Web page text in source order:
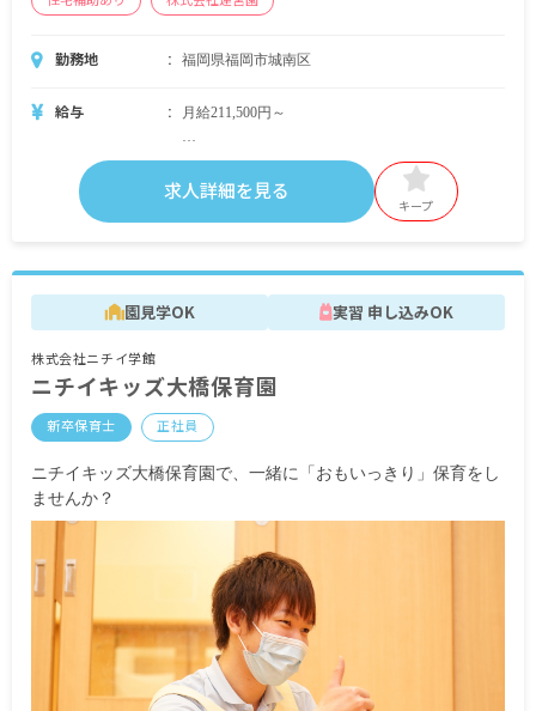
勤務地 福岡県福岡市城南区
給与 月給211,500円～
＜別途支給手当＞
■交通費支給 月上限50,000円
■昇給（年1回）
■賞与年3回（6月／12月／3月）2024年実績：全国
※3月分は、処遇改善加算一時金支給です
※経験・能力・会社業績によります
※評価期間中に基準に満たす勤務実績がない等の
求人詳細を見る
キープ
園見学OK 実習 申し込みOK
株式会社ニチイ学館
ニチイキッズ大橋保育園
新卒保育士 正社員
ニチイキッズ大橋保育園で、一緒に「おもいっきり」保育をし
ませんか？